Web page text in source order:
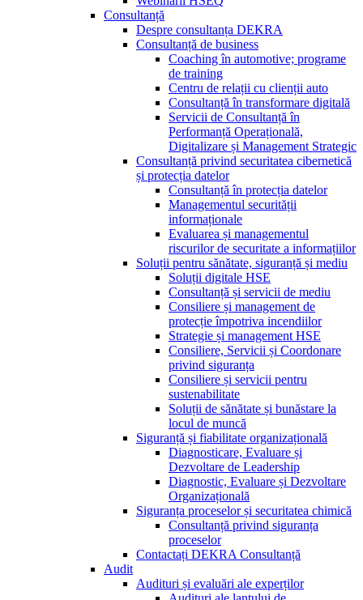
Consultanță
Despre consultanța DEKRA
Consultanță de business
Coaching în automotive; programe
de training
Centru de relații cu clienții auto
Consultanță în transformare digitală
Servicii de Consultanță în
Performanță Operațională,
Digitalizare și Management Strategic
Consultanță privind securitatea cibernetică
și protecția datelor
Consultanță în protecția datelor
Managementul securității
informaționale
Evaluarea și managementul
riscurilor de securitate a informațiilor
Soluții pentru sănătate, siguranță și mediu
Soluții digitale HSE
Consultanță și servicii de mediu
Consiliere și management de
protecție împotriva incendiilor
Strategie și management HSE
Consiliere, Servicii și Coordonare
privind siguranța
Consiliere și servicii pentru
sustenabilitate
Soluții de sănătate și bunăstare la
locul de muncă
Siguranță și fiabilitate organizațională
Diagnosticare, Evaluare și
Dezvoltare de Leadership
Diagnostic, Evaluare și Dezvoltare
Organizațională
Siguranța proceselor și securitatea chimică
Consultanță privind siguranța
proceselor
Contactați DEKRA Consultanță
Audit
Audituri și evaluări ale experților